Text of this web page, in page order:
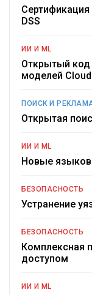
DSS
ИИ И ML
Открытый
моделей
ПОИСК И
Открытая
ИИ И ML
Новые
БЕЗОПАСНОСТЬ
Устранение
БЕЗОПАСНОСТЬ
Комплексная
доступом
ИИ И ML